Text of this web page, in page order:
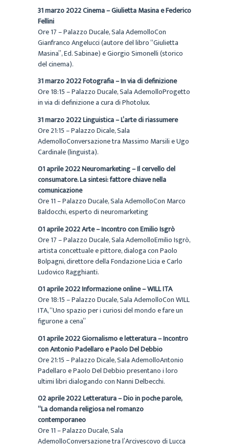
31 marzo 2022 Cinema – Giulietta Masina e Federico
Fellini
Ore 17 – Palazzo Ducale, Sala AdemolloCon
Gianfranco Angelucci (autore del libro “Giulietta
Masina”, Ed. Sabinae) e Giorgio Simonelli (storico
del cinema).
31 marzo 2022 Fotografia – In via di definizione
Ore 18:15 – Palazzo Ducale, Sala AdemolloProgetto
in via di definizione a cura di Photolux.
31 marzo 2022 Linguistica – L’arte di riassumere
Ore 21:15 – Palazzo Dicale, Sala
AdemolloConversazione tra Massimo Marsili e Ugo
Cardinale (linguista).
01 aprile 2022 Neuromarketing – Il cervello del
consumatore. La sintesi: fattore chiave nella
comunicazione
Ore 11 – Palazzo Ducale, Sala AdemolloCon Marco
Baldocchi, esperto di neuromarketing
01 aprile 2022 Arte – Incontro con Emilio Isgrò
Ore 17 – Palazzo Ducale, Sala AdemolloEmilio Isgrò,
artista concettuale e pittore, dialoga con Paolo
Bolpagni, direttore della Fondazione Licia e Carlo
Ludovico Ragghianti.
01 aprile 2022 Informazione online – WILL ITA
Ore 18:15 – Palazzo Ducale, Sala AdemolloCon WILL
ITA, “Uno spazio per i curiosi del mondo e fare un
figurone a cena”
01 aprile 2022 Giornalismo e letteratura – Incontro
con Antonio Padellaro e Paolo Del Debbio
Ore 21:15 – Palazzo Dicale, Sala AdemolloAntonio
Padellaro e Paolo Del Debbio presentano i loro
ultimi libri dialogando con Nanni Delbecchi.
02 aprile 2022 Letteratura – Dio in poche parole,
“La domanda religiosa nel romanzo
contemporaneo
Ore 11 – Palazzo Ducale, Sala
AdemolloConversazione tra l’Arcivescovo di Lucca